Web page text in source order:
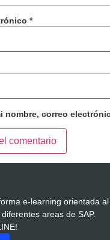
*
nombre, correo
e-learning orientada
areas de SAP.